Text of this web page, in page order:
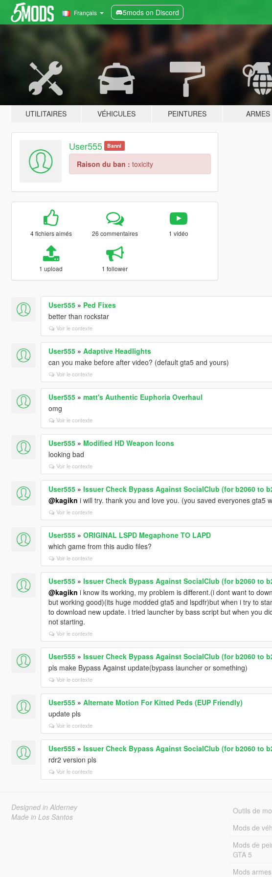
Français 5mods on Discord
UTILITAIRES VÉHICULES PEINTURES ARMES
User555 Banni
Raison du ban : toxicity
4 fichiers aimés 26 commentaires 1 vidéo
1 upload 1 follower
User555» Ped Fixes
better than rockstar
Voir le contexte
User555» Adaptive Headlights
can you make before after video? (default gta5 and yours)
Voir le contexte
User555» matt's Authentic Euphoria Overhaul
omg
Voir le contexte
User555» Modified HD Weapon Icons
looking bad
Voir le contexte
User555» Issuer Check Bypass Against SocialClub (for b2060 to
@kagikn i will try. thank you and love you. (you saved everyones gta5
Voir le contexte
User555» ORIGINAL LSPD Megaphone TO LAPD
which game from this audio files?
Voir le contexte
User555» Issuer Check Bypass Against SocialClub (for b2060 to
@kagikn i know its working, my problem is different.(i dont want to
but working good)(its huge modded gta5 and lspdfr)but when i try to
to download new update. i tried launcher by bass script but when you
not starting.
Voir le contexte
User555» Issuer Check Bypass Against SocialClub (for b2060 to
pls make Bypass Against update(bypass launcher or something)
Voir le contexte
User555» Alternate Motion For Kitted Peds (EUP Friendly)
update pls
Voir le contexte
User555» Issuer Check Bypass Against SocialClub (for b2060 to
rdr2 version pls
Voir le contexte
Designed in Alderney
Made in Los Santos
Outils de
Mods de
Mods de
GTA 5
Mods